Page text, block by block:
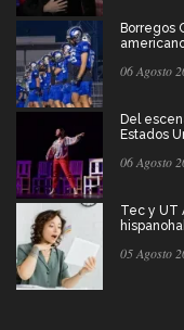
Borregos
06 Agosto
Del
Estados
06 Agosto
Tec y UT
05 Agosto